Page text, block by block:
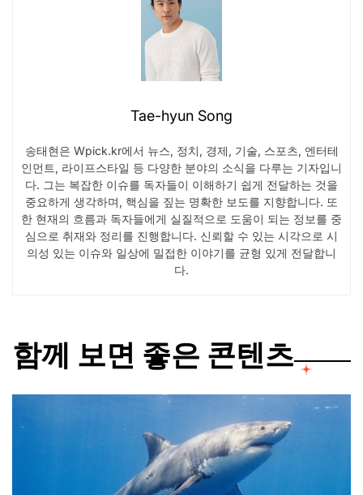
Tae-hyun Song
송태현은 Wpick.kr에서 뉴스, 정치, 경제, 기술, 스포츠, 엔터테
인먼트, 라이프스타일 등 다양한 분야의 소식을 다루는 기자입니
다. 그는 복잡한 이슈를 독자들이 이해하기 쉽게 전달하는 것을
중요하게 생각하며, 핵심을 짚는 명확한 보도를 지향합니다. 또
한 현재의 흐름과 독자들에게 실질적으로 도움이 되는 정보를 중
심으로 취재와 정리를 진행합니다. 신뢰할 수 있는 시각으로 시
의성 있는 이슈와 일상에 밀접한 이야기를 균형 있게 전달합니
다.
함께 보면 좋은 콘텐츠